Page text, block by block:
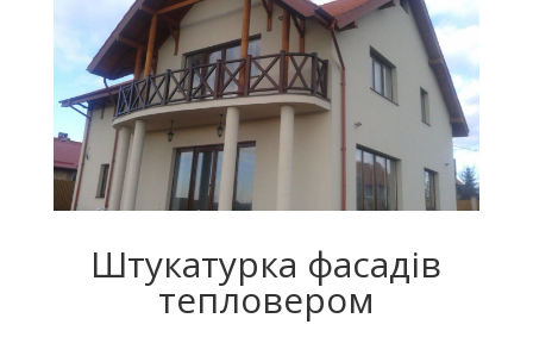
Штукатурка фасадів
тепловером